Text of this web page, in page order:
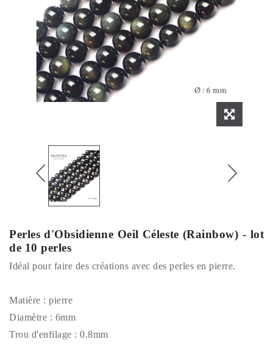
Perles d'Obsidienne Oeil Céleste (Rainbow) - lot
de 10 perles
Idéal pour faire des créations avec des perles en pierre.
Matière : pierre
Diamètre : 6mm
Trou d'enfilage : 0.8mm